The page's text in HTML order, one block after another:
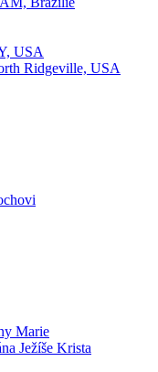
USA
Ridgeville, USA
Marie
Ježíše Krista